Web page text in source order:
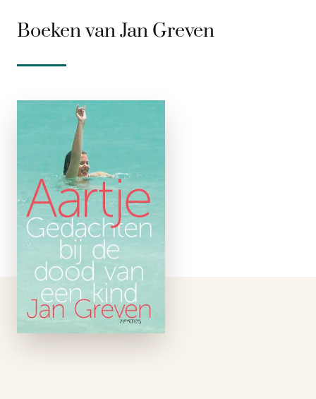
Boeken van Jan Greven
Op 7 januari 2012
stierf Aartje Greven
(38) volkomen
onverwacht aan een
hartaanval. Het hele
leven kantelde. Eerst
overheerste de
verbijstering, daarna
kwamen de vragen.
Wat betekent haar
dood voor …